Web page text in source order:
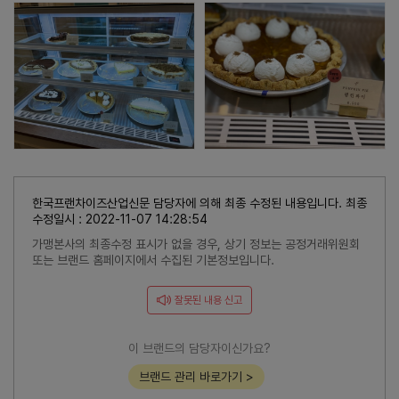
한국프랜차이즈산업신문 담당자에 의해 최종 수정된 내용입니다. 최종
수정일시 : 2022-11-07 14:28:54
가맹본사의 최종수정 표시가 없을 경우, 상기 정보는 공정거래위원회
또는 브랜드 홈페이지에서 수집된 기본정보입니다.
잘못된 내용 신고
이 브랜드의 담당자이신가요?
브랜드 관리 바로가기 >